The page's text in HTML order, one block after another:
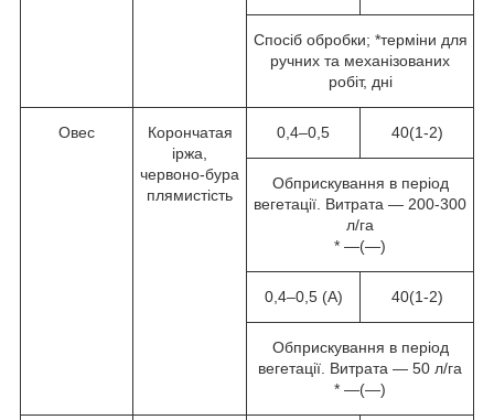
Спосіб обробки; *терміни для
ручних та механізованих
робіт, дні
Овес
Корончатая
іржа,
червоно-бура
плямистість
0,4–0,5 40(1-2)
Обприскування в період
вегетації. Витрата — 200-300
л/га
* —(—)
0,4–0,5 (А) 40(1-2)
Обприскування в період
вегетації. Витрата — 50 л/га
* —(—)